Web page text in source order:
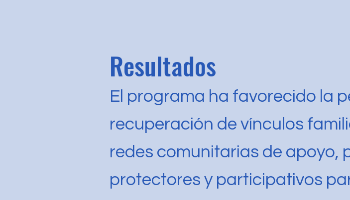
Resultados
El programa ha favorecido la
recuperación de vínculos
redes comunitarias de apoyo,
protectores y participativos